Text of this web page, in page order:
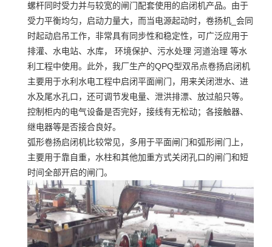
螺杆同时受力并与较宽的闸门配套使用的启闭机产品。由于
受力平衡均匀，启动力量大，而当电源起动时，卷扬机_会同
时起动启吊工作，非常具有同步性和稳定性，可广泛应用于
排灌、水电站、水库， 环境保护、污水处理 河道治理 等水
利工程中使用。此外，我厂生产的QPQ型双吊点卷扬启闭机
主要用于水利水电工程中启闭平面闸门，用来关闭泄水、进
水及尾水孔口，还可调节发电量、泄洪排漂、放过船只等。
控制柜内的电气设备是否完好，接线有无松动；各接触器、
继电器等是否接合良好。
弧形卷扬启闭机比较常见，多用于平面闸门和弧形闸门上，
主要用于靠自重，水柱和其他加重方式关闭孔口的闸门和短
时间全部开启的闸门。